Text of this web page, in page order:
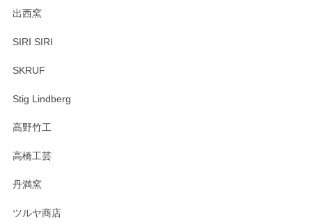
出西窯
SIRI SIRI
SKRUF
Stig Lindberg
高野竹工
高橋工芸
丹満窯
ツルヤ商店